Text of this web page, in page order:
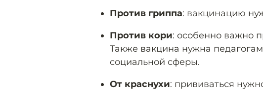
Против гриппа: вакцинацию
Против кори: особенно важно
Также вакцина нужна
социальной сферы.
От краснухи: прививаться